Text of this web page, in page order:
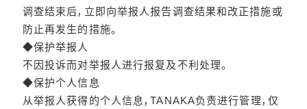
调查结束后，立即向举报人报告调查结果和改正措施或
防止再发生的措施。
◆保护举报人
不因投诉而对举报人进行报复及不利处理。
◆保护个人信息
从举报人获得的个人信息，TANAKA负责进行管理，仅